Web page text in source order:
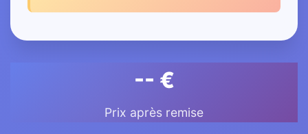
-- €
Prix après remise